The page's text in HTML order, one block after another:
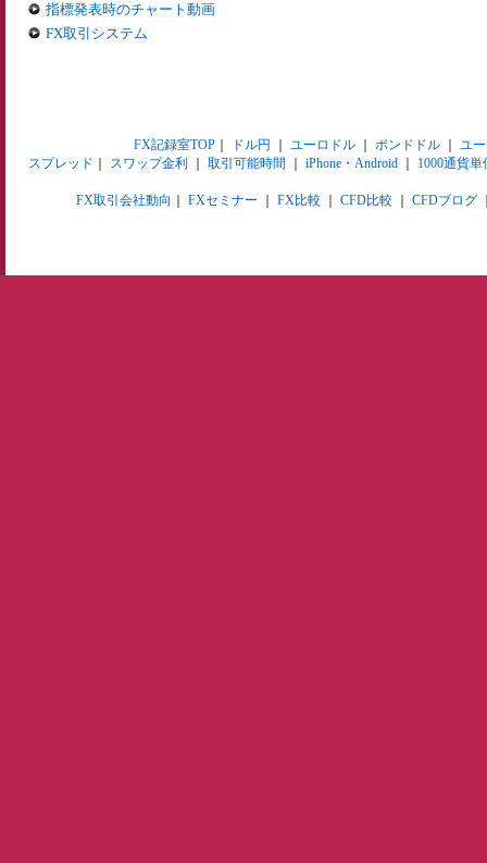
指標発表時のチャート動画
FX取引システム
FX記録室TOP｜ ドル円 ユーロドル｜ ポンドドル｜ ユ
スプレッド
スワップ金利 取引可能時間 iPhone・Android 1000通貨単
FX取引会社動向 FXセミナー FX比較 CFD比較 CFDブログ